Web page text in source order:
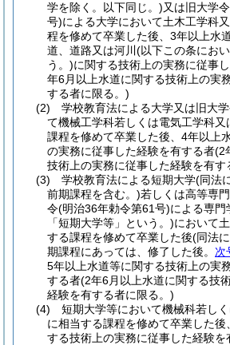
学を除く。以下同じ。)又は旧大学令
号)による大学において土木工学科
程を修めて卒業した後、3年以上水
道、道路又は河川 (以下この条にお
う。)に関する技術上の実務に従事
年6月以上水道に関する技術上の実
する者に限る。)
(2)
学校教育法による大学又は旧大
て機械工学科若しくは電気工学科又
課程を修めて卒業した後、4年以上
の実務に従事した経験を有する者(2
技術上の実務に従事した経験を有す
(3)
学校教育法による短期大学(同法
前期課程を含む。)若しくは高等専
令(明治36年勅令第61号)による専門
「短期大学等」という。)において
する課程を修めて卒業した後(同法
期課程にあっては、修了した後。 次
5年以上水道等に関する技術上の実
する者(2年6月以上水道に関する技
経験を有する者に限る。)
(4)
短期大学等において機械科若し
に相当する課程を修めて卒業した
する技術上の実務に従事した経験を